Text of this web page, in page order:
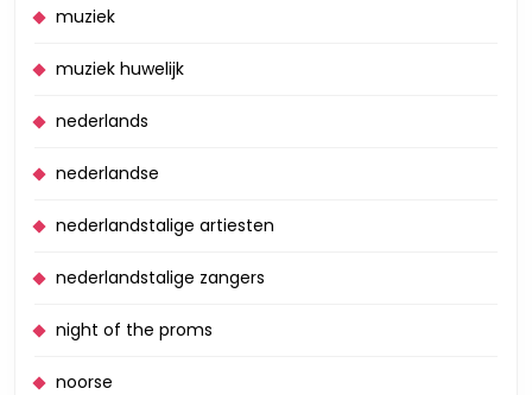
muziek
muziek huwelijk
nederlands
nederlandse
nederlandstalige artiesten
nederlandstalige zangers
night of the proms
noorse